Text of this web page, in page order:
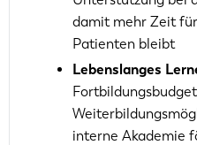
damit mehr Zeit
Patienten bleibt
Lebenslanges
interne Akademie